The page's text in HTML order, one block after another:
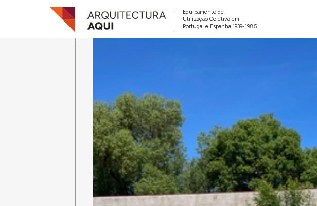
Equipamento de
Utilização Coletiva em
Portugal e Espanha 1939-1985